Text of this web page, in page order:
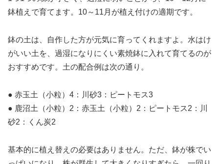
鉢植えで育てます。10～11月が植え付けの適期です。
鉢の土は、自作した方が元気に育ってくれますよ。水はけ
がいい土を、過湿になりにくい素焼鉢に入れて育てるのが
おすすめです。土の配合例は次の通り。
● 赤玉土（小粒）4：川砂3：ピートモス3
● 鹿沼土（小粒）2：赤玉土（小粒）2：ピートモス2：川
砂2：くん炭2
基本的に植え替えの必要はありません。ただ、鉢が株でい